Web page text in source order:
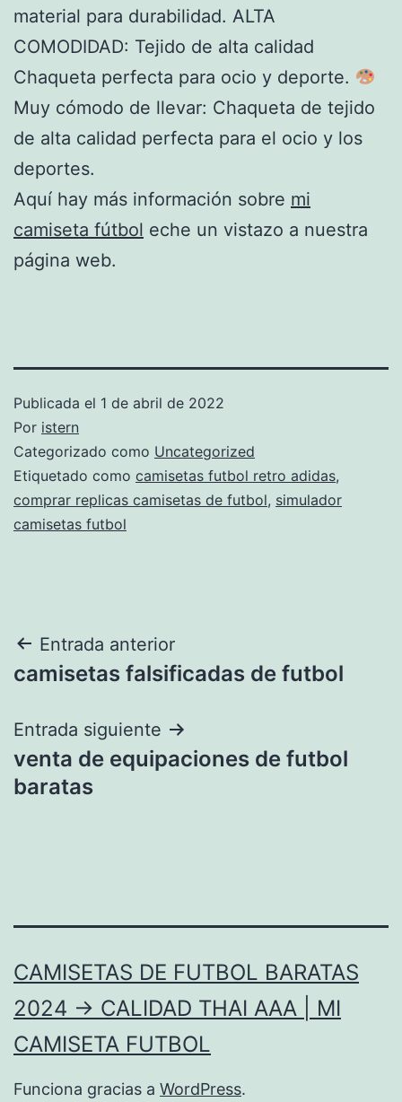
material para durabilidad. ALTA
COMODIDAD: Tejido de alta calidad
Chaqueta perfecta para ocio y deporte.
Muy cómodo de llevar: Chaqueta de tejido
de alta calidad perfecta para el ocio y los
deportes.
Aquí hay más información sobre mi
camiseta fútbol eche un vistazo a nuestra
página web.
Publicada el 1 de abril de 2022
Por istern
Categorizado como Uncategorized
Etiquetado como camisetas futbol retro adidas,
comprar replicas camisetas de futbol, simulador
camisetas futbol
Navegación
de
entradas
Entrada anterior
camisetas falsificadas de futbol
Entrada siguiente
venta de equipaciones de futbol
baratas
CAMISETAS DE FUTBOL BARATAS
2024 → CALIDAD THAI AAA | MI
CAMISETA FUTBOL
Funciona gracias a WordPress.